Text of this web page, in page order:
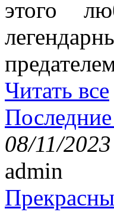
этого
Читать все
08/11/2023
admin